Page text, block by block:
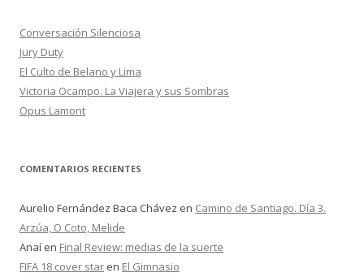
r
:
Conversación Silenciosa
Jury Duty
El Culto de Belano y Lima
Victoria Ocampo. La Viajera y sus Sombras
Opus Lamont
COMENTARIOS RECIENTES
Aurelio Fernández Baca Chávez en Camino de Santiago. Día 3.
Arzúa, O Coto, Melide
Anaí en Final Review: medias de la suerte
FIFA 18 cover star en El Gimnasio